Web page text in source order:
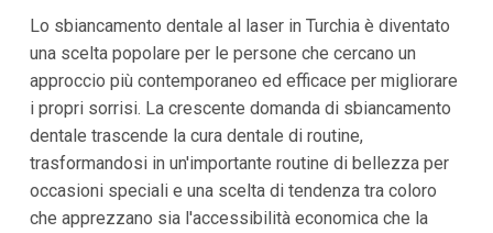
Lo sbiancamento dentale al laser in Turchia è diventato
una scelta popolare per le persone che cercano un
approccio più contemporaneo ed efficace per migliorare
i propri sorrisi. La crescente domanda di sbiancamento
dentale trascende la cura dentale di routine,
trasformandosi in un'importante routine di bellezza per
occasioni speciali e una scelta di tendenza tra coloro
che apprezzano sia l'accessibilità economica che la